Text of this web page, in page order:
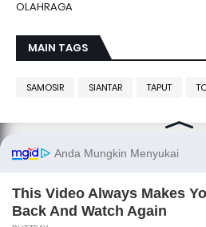
OLAHRAGA
MAIN TAGS
SAMOSIR SIANTAR TAPUT
SITANGGANG.net,